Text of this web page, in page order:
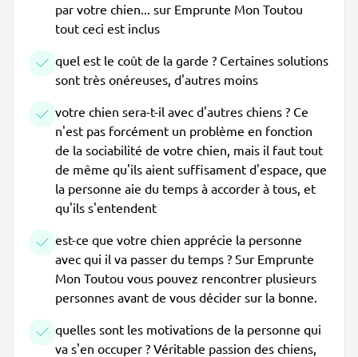
par votre chien... sur Emprunte Mon Toutou
tout ceci est inclus
quel est le coût de la garde ? Certaines solutions
sont très onéreuses, d'autres moins
votre chien sera-t-il avec d'autres chiens ? Ce
n'est pas forcément un problème en fonction
de la sociabilité de votre chien, mais il faut tout
de même qu'ils aient suffisament d'espace, que
la personne aie du temps à accorder à tous, et
qu'ils s'entendent
est-ce que votre chien apprécie la personne
avec qui il va passer du temps ? Sur Emprunte
Mon Toutou vous pouvez rencontrer plusieurs
personnes avant de vous décider sur la bonne.
quelles sont les motivations de la personne qui
va s'en occuper ? Véritable passion des chiens,